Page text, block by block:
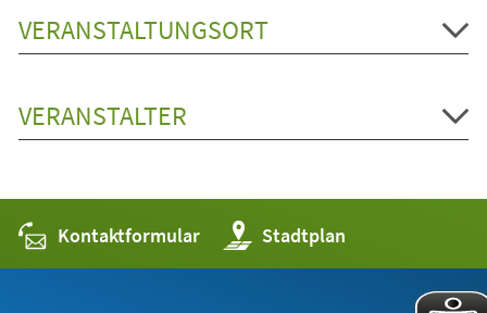
VERANSTALTUNGSORT
VERANSTALTER
Kontaktformular Stadtplan
(Öffnet
in
einem